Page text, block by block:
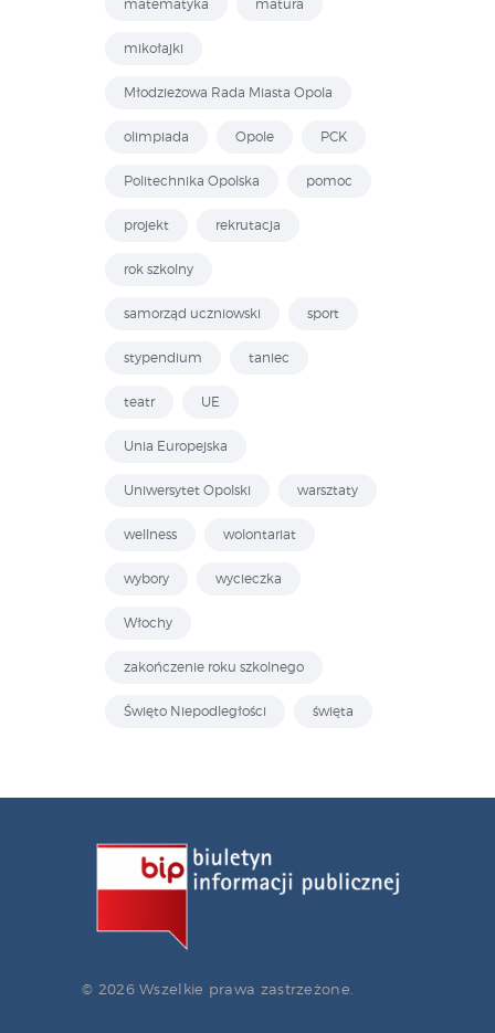
matematyka matura
mikołajki
Młodzieżowa Rada Miasta Opola
olimpiada Opole PCK
Politechnika Opolska pomoc
projekt rekrutacja
rok szkolny
samorząd uczniowski sport
stypendium taniec
teatr UE
Unia Europejska
Uniwersytet Opolski warsztaty
wellness wolontariat
wybory wycieczka
Włochy
zakończenie roku szkolnego
Święto Niepodległości święta
© 2026 Wszelkie prawa zastrzeżone.